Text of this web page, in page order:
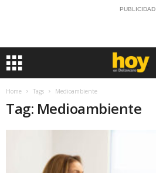
PUBLICIDAD
Home Tags Medioambiente
Tag: Medioambiente